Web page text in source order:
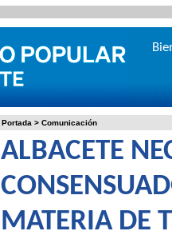
Portada > Comunicación
ALBACETE
MATERIA DE